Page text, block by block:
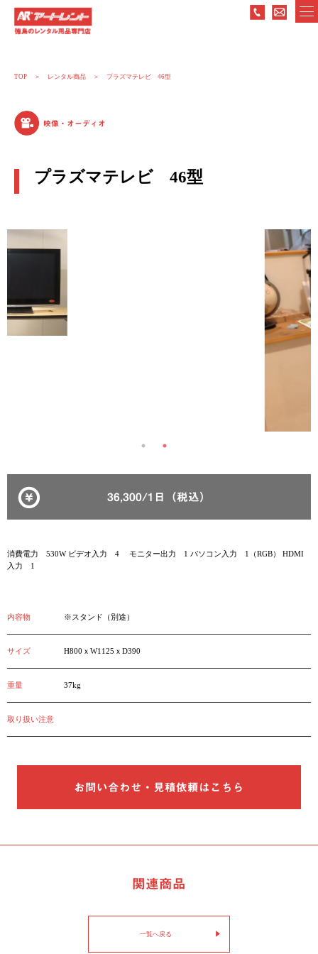
TOP レンタル商品 プラズマテレビ 46型
映像・オーディオ
プラズマテレビ 46型
36,300/1日（税込）
消費電力 530W ビデオ入力 4 モニター出力 1 パソコン入力 1（RGB） HDMI
入力 1
内容物 ※スタンド（別途）
サイズ H800ｘW1125ｘD390
重量 37kg
取り扱い注意
お問い合わせ・見積依頼はこちら
関連商品
一覧へ戻る